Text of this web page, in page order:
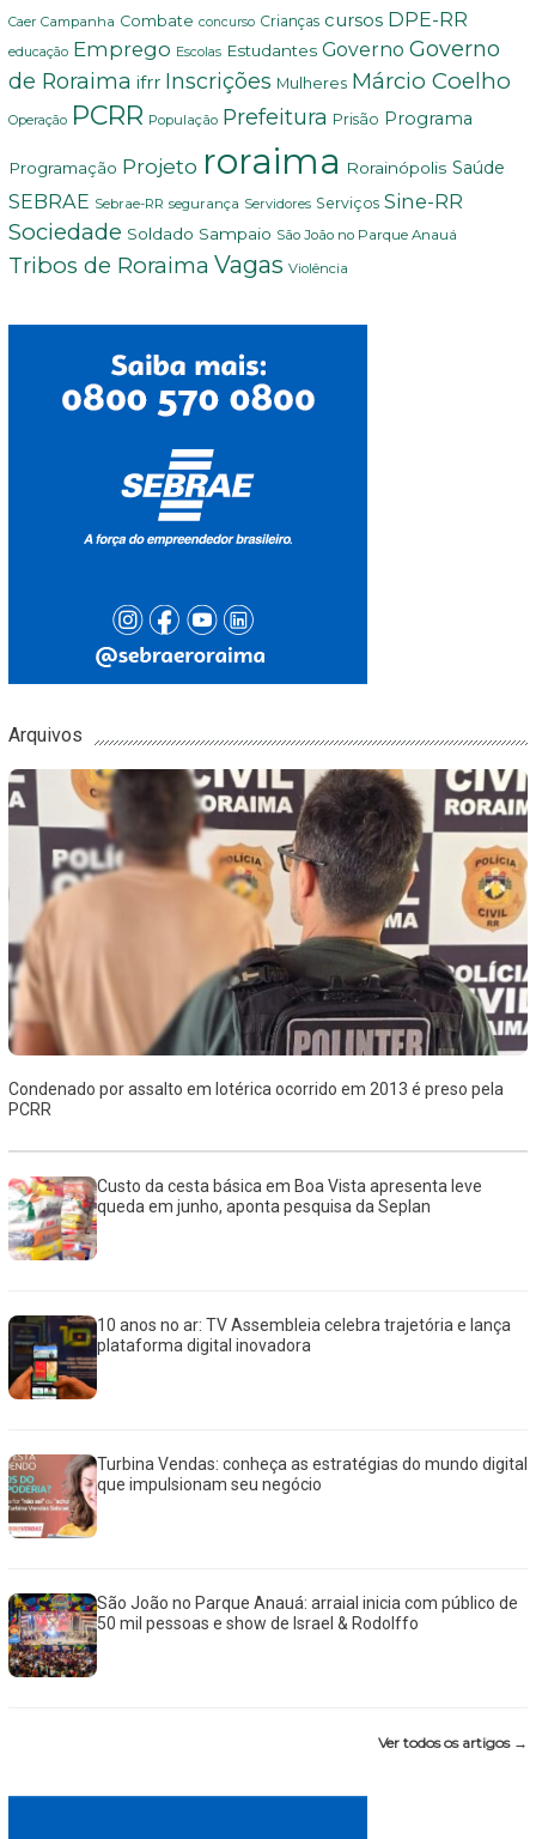
Caer Campanha Combate concurso Crianças cursos DPE-RR
educação Emprego Escolas Estudantes Governo Governo
de Roraima ifrr Inscrições Mulheres Márcio Coelho
Operação PCRR População Prefeitura Prisão Programa
Programação Projeto roraima Rorainópolis Saúde
SEBRAE Sebrae-RR segurança Servidores Serviços Sine-RR
Sociedade Soldado Sampaio São João no Parque Anauá
Tribos de Roraima Vagas Violência
Arquivos
Condenado por assalto em lotérica ocorrido em 2013 é preso pela
PCRR
Custo da cesta básica em Boa Vista apresenta leve
queda em junho, aponta pesquisa da Seplan
10 anos no ar: TV Assembleia celebra trajetória e lança
plataforma digital inovadora
Turbina Vendas: conheça as estratégias do mundo digital
que impulsionam seu negócio
São João no Parque Anauá: arraial inicia com público de
50 mil pessoas e show de Israel & Rodolffo
Ver todos os artigos →